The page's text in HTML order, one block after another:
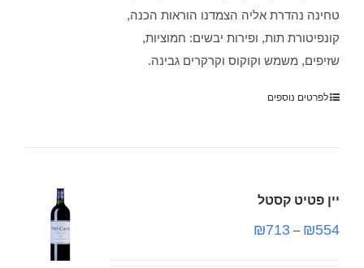
טחינה נהדרת אליה הצמדנו הוראות הכנה,
קונפיטורת תות, ופירות יבשים: חמוציות,
שזיפים, משמש וקוקוס וקרקרים גבינה.
לפרטים נוספים
יין פטיט קסטל
₪554
–
₪713